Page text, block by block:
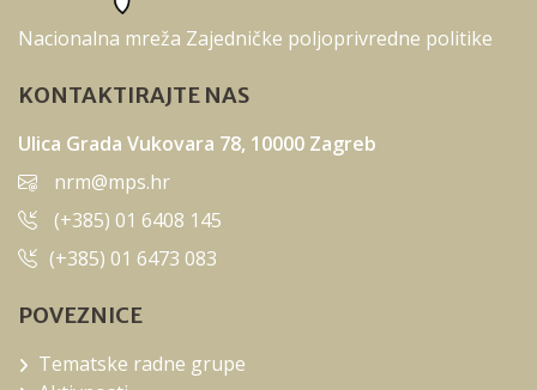
Nacionalna mreža Zajedničke poljoprivredne politike
KONTAKTIRAJTE NAS
Ulica Grada Vukovara 78, 10000 Zagreb
nrm@mps.hr
(+385) 01 6408 145
(+385) 01 6473 083
POVEZNICE
Tematske radne grupe